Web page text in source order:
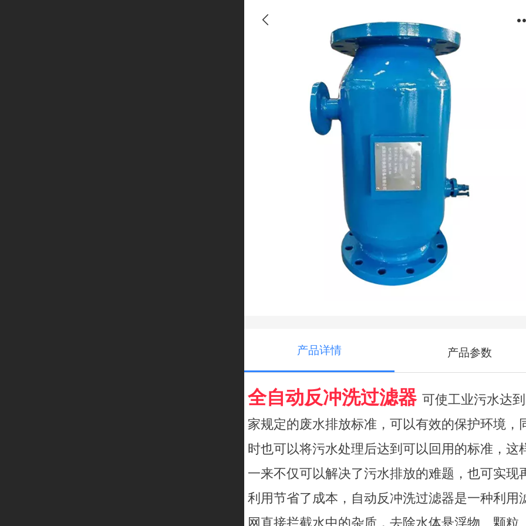
产品详情 产品参数
全自动反冲洗过滤器可使工业污水达
家规定的废水排放标准，可以有效的保护环境，
时也可以将污水处理后达到可以回用的标准，这
一来不仅可以解决了污水排放的难题，也可实现
利用节省了成本，自动反冲洗过滤器是一种利用
网直接拦截水中的杂质，去除水体悬浮物、颗粒